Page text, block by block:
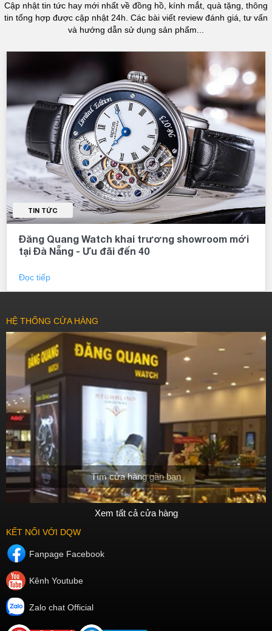
Cập nhật tin tức hay mới nhất về đồng hồ, kính mắt, quà tặng, thông
tin tổng hợp được cập nhật 24h. Các bài viết review đánh giá, tư vấn
và hướng dẫn sử dụng sản phẩm...
TIN TỨC
Đăng Quang Watch khai trương showroom mới
tại Đà Nẵng - Ưu đãi đến 40
Đọc tiếp
HỆ THỐNG CỬA HÀNG
Tìm cửa hàng gần bạn
Xem tất cả cửa hàng
KẾT NỐI VỚI DQW
Fanpage Facebook
Kênh Youtube
Zalo chat Official